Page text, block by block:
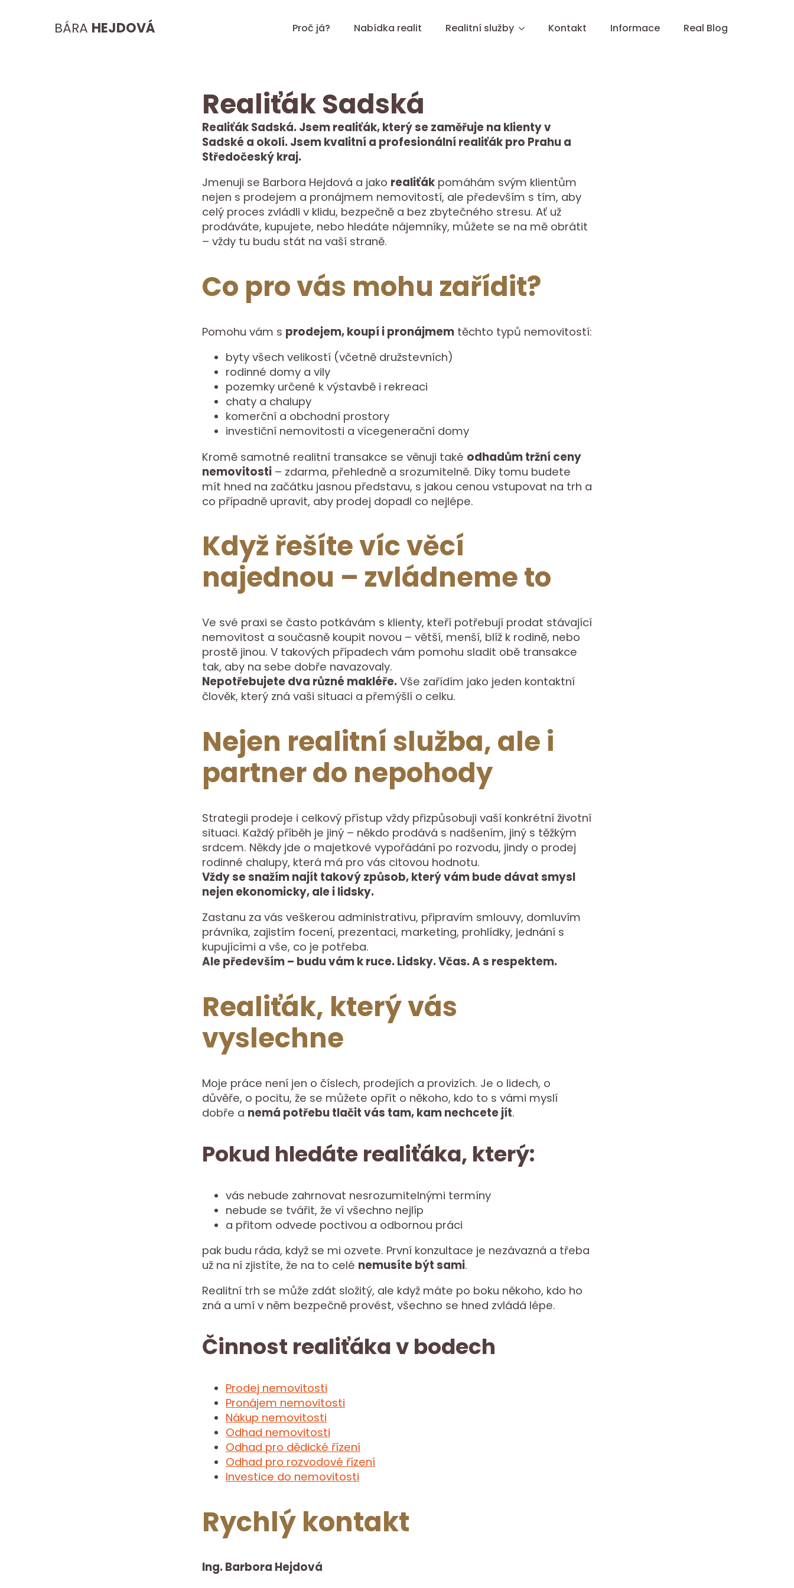
BÁRA HEJDOVÁ Proč já? Nabídka realit Realitní služby Kontakt Informace Real Blog
Realiťák Sadská
Realiťák Sadská. Jsem realiťák, který se zaměřuje na klienty v
Sadské a okolí. Jsem kvalitní a profesionální realiťák pro Prahu a
Středočeský kraj.
Jmenuji se Barbora Hejdová a jako realiťák pomáhám svým klientům
nejen s prodejem a pronájmem nemovitostí, ale především s tím, aby
celý proces zvládli v klidu, bezpečně a bez zbytečného stresu. Ať už
prodáváte, kupujete, nebo hledáte nájemníky, můžete se na mě obrátit
– vždy tu budu stát na vaší straně.
Co pro vás mohu zařídit?
Pomohu vám s prodejem, koupí i pronájmem těchto typů nemovitostí:
byty všech velikostí (včetně družstevních)
rodinné domy a vily
pozemky určené k výstavbě i rekreaci
chaty a chalupy
komerční a obchodní prostory
investiční nemovitosti a vícegenerační domy
Kromě samotné realitní transakce se věnuji také odhadům tržní ceny
nemovitosti – zdarma, přehledně a srozumitelně. Díky tomu budete
mít hned na začátku jasnou představu, s jakou cenou vstupovat na trh a
co případně upravit, aby prodej dopadl co nejlépe.
Když řešíte víc věcí
najednou – zvládneme to
Ve své praxi se často potkávám s klienty, kteří potřebují prodat stávající
nemovitost a současně koupit novou – větší, menší, blíž k rodině, nebo
prostě jinou. V takových případech vám pomohu sladit obě transakce
tak, aby na sebe dobře navazovaly.
Nepotřebujete dva různé makléře. Vše zařídím jako jeden kontaktní
člověk, který zná vaši situaci a přemýšlí o celku.
Nejen realitní služba, ale i
partner do nepohody
Strategii prodeje i celkový přístup vždy přizpůsobuji vaší konkrétní životní
situaci. Každý příběh je jiný – někdo prodává s nadšením, jiný s těžkým
srdcem. Někdy jde o majetkové vypořádání po rozvodu, jindy o prodej
rodinné chalupy, která má pro vás citovou hodnotu.
Vždy se snažím najít takový způsob, který vám bude dávat smysl
nejen ekonomicky, ale i lidsky.
Zastanu za vás veškerou administrativu, připravím smlouvy, domluvím
právníka, zajistím focení, prezentaci, marketing, prohlídky, jednání s
kupujícími a vše, co je potřeba.
Ale především – budu vám k ruce. Lidsky. Včas. A s respektem.
Realiťák, který vás
vyslechne
Moje práce není jen o číslech, prodejích a provizích. Je o lidech, o
důvěře, o pocitu, že se můžete opřít o někoho, kdo to s vámi myslí
dobře a nemá potřebu tlačit vás tam, kam nechcete jít.
Pokud hledáte realiťáka, který:
vás nebude zahrnovat nesrozumitelnými termíny
nebude se tvářit, že ví všechno nejlíp
a přitom odvede poctivou a odbornou práci
pak budu ráda, když se mi ozvete. První konzultace je nezávazná a třeba
už na ní zjistíte, že na to celé nemusíte být sami.
Realitní trh se může zdát složitý, ale když máte po boku někoho, kdo ho
zná a umí v něm bezpečně provést, všechno se hned zvládá lépe.
Činnost realiťáka v bodech
Prodej nemovitosti
Pronájem nemovitosti
Nákup nemovitosti
Odhad nemovitosti
Odhad pro dědické řízení
Odhad pro rozvodové řízení
Investice do nemovitosti
Rychlý kontakt
Ing. Barbora Hejdová